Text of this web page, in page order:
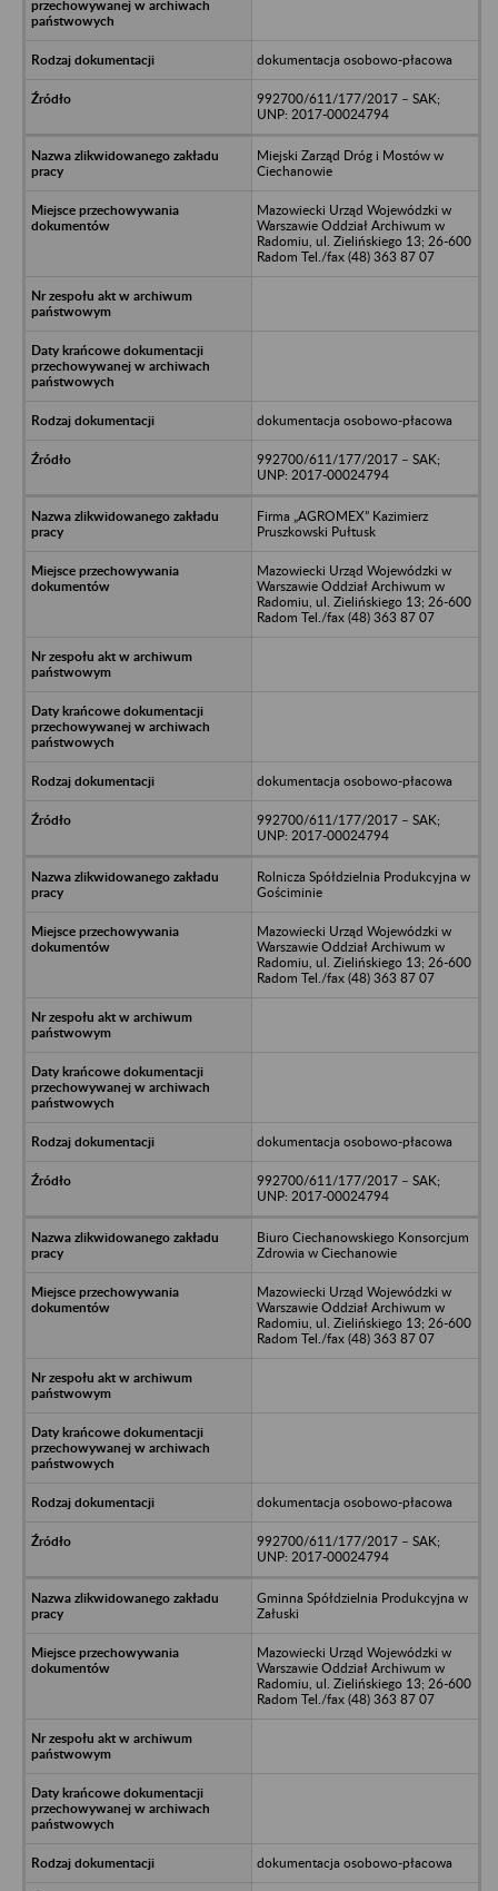
dokumentacja osobowo-płacowa
992700/611/177/2017 – SAK;
UNP: 2017-00024794
Miejski Zarząd Dróg i Mostów w
Ciechanowie
Mazowiecki Urząd Wojewódzki w
Warszawie Oddział Archiwum w
Radomiu, ul. Zielińskiego 13; 26-600
Radom Tel./fax (48) 363 87 07
dokumentacja osobowo-płacowa
992700/611/177/2017 – SAK;
UNP: 2017-00024794
Firma „AGROMEX” Kazimierz
Pruszkowski Pułtusk
Mazowiecki Urząd Wojewódzki w
Warszawie Oddział Archiwum w
Radomiu, ul. Zielińskiego 13; 26-600
Radom Tel./fax (48) 363 87 07
dokumentacja osobowo-płacowa
992700/611/177/2017 – SAK;
UNP: 2017-00024794
Rolnicza Spółdzielnia Produkcyjna w
Gościminie
Mazowiecki Urząd Wojewódzki w
Warszawie Oddział Archiwum w
Radomiu, ul. Zielińskiego 13; 26-600
Radom Tel./fax (48) 363 87 07
dokumentacja osobowo-płacowa
992700/611/177/2017 – SAK;
UNP: 2017-00024794
Biuro Ciechanowskiego Konsorcjum
Zdrowia w Ciechanowie
Mazowiecki Urząd Wojewódzki w
Warszawie Oddział Archiwum w
Radomiu, ul. Zielińskiego 13; 26-600
Radom Tel./fax (48) 363 87 07
dokumentacja osobowo-płacowa
992700/611/177/2017 – SAK;
UNP: 2017-00024794
Gminna Spółdzielnia Produkcyjna w
Załuski
Mazowiecki Urząd Wojewódzki w
Warszawie Oddział Archiwum w
Radomiu, ul. Zielińskiego 13; 26-600
Radom Tel./fax (48) 363 87 07
dokumentacja osobowo-płacowa